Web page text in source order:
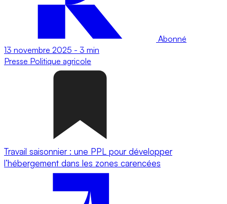
Abonné
13 novembre 2025 - 3 min
Presse Politique agricole
Travail saisonnier : une PPL pour développer
l’hébergement dans les zones carencées